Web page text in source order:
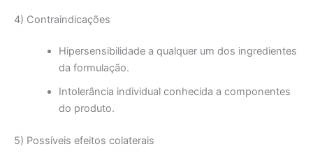
4) Contraindicações
Hipersensibilidade a qualquer um dos ingredientes
da formulação.
Intolerância individual conhecida a componentes
do produto.
5) Possíveis efeitos colaterais